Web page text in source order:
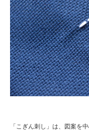
「こぎん刺し」は、図案を